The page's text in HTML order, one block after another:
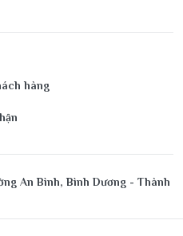
hàng
An Bình, Bình Dương - Thành